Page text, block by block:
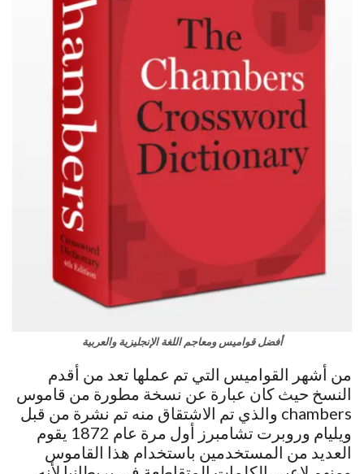
أفضل قواميس ومعاجم اللغة الإنجليزية والعربية
من أشهر القواميس التي تم عملها تعد من أقدم
النسخ حيث كان عبارة عن نسخة مطورة من قاموس
chambers والذي تم الاشتقاق منه تم نشرة من قبل
ويليام وروبرت تشامبرز أول مرة عام 1872 يقوم
العديد من المستخدمين باستخدام هذا القاموس